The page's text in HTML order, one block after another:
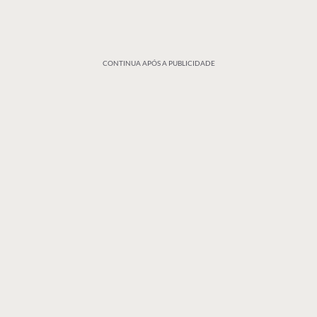
CONTINUA APÓS A PUBLICIDADE